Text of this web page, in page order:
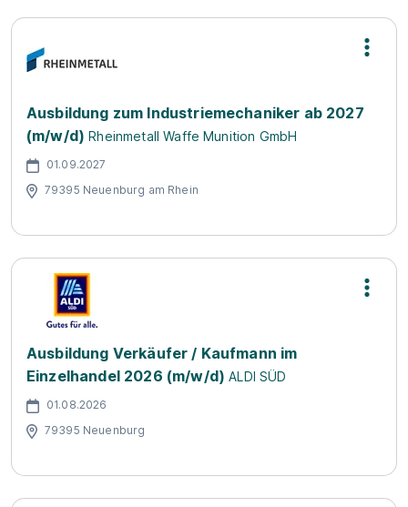
Ausbildung zum Industriemechaniker ab 2027
(m/w/d) Rheinmetall Waffe Munition GmbH
01.09.2027
79395 Neuenburg am Rhein
Ausbildung Verkäufer / Kaufmann im
Einzelhandel 2026 (m/w/d) ALDI SÜD
01.08.2026
79395 Neuenburg